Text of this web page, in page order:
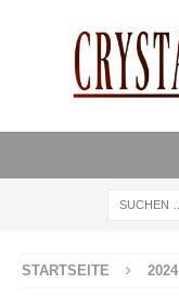
STARTSEITE 2024